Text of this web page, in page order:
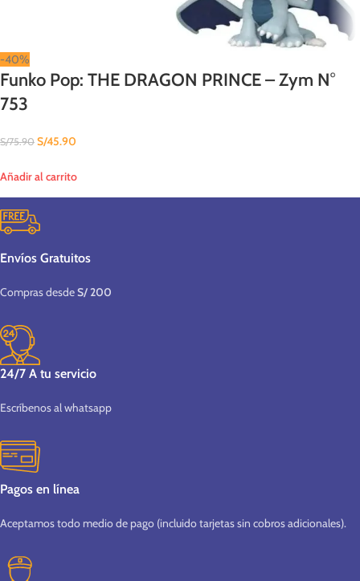
-40%
Funko Pop: THE DRAGON PRINCE – Zym N°
753
S/75.90 S/45.90
Añadir al carrito
Envíos Gratuitos
Compras desdeS/ 200
24/7 A tu servicio
Escríbenos al whatsapp
Pagos en línea
Aceptamos todo medio de pago (incluido tarjetas sin cobros adicionales).